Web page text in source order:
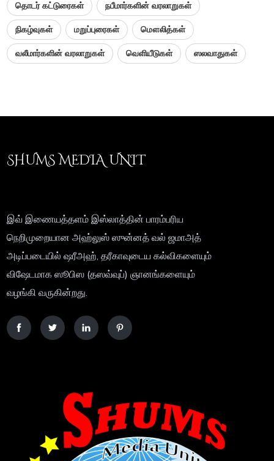
தொடர் கட்டுரைகள் நபீமார்களின் வரலாறுகள்
நிகழ்வுகள் மறுப்புரைகள் மௌலித்கள்
வலீமார்களின் வரலாறுகள் வெளியீடுகள் ஸலவாதுகள்
SHUMS MEDIA UNIT
இவ் இணையத்தளம் இஸ்லாத்தின் பாரம்பரிய
நெறிமுறையான அஹ்லுஸ் ஸுன்னத் வல் ஜமாஅத்
அடிப்படையில் ஷரீஅஹ், தரீகாவுடைய கல்விகளையும்
விஷேடமாக ஸூபிஸ (தஸவ்வுப்) ஞானங்களையும்
வழங்கி வருகின்றது.